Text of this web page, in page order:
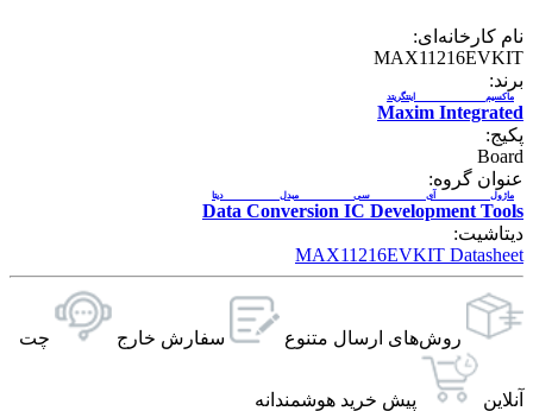
نام کارخانه‌ای:
MAX11216EVKIT
برند:
Maxim Integrated
ماکسیم اینتگریتد
پکیج:
Board
عنوان گروه:
Data Conversion IC Development Tools
ماژول آی سی مبدل دیتا
دیتاشیت:
MAX11216EVKIT Datasheet
روش‌های ارسال‌ متنوع سفارش خارج چت
آنلاین پیش خرید هوشمندانه